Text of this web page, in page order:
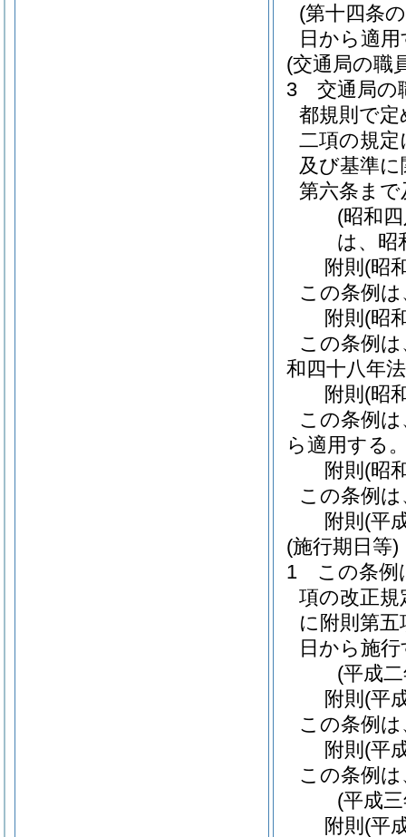
(第十四条
日から適
(交通局の職
3
交通局の
都規則で
二項の規
及び基準
第六条ま
(昭和
は、昭
附則 (昭
この条例
附則 (昭
この条例
和四十八年
附則 (昭
この条例
ら適用する
附則 (昭
この条例
附則 (平
(施行期日等)
1
この条例
項の改正
に附則第
日から施
(平成
附則 (平
この条例
附則 (平
この条例
(平成
附則 (平